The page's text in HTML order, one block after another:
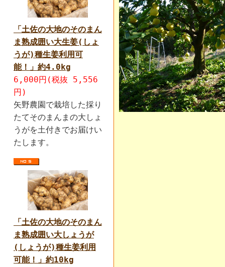
「土佐の大地のそのまん
ま熟成囲い大生姜(しょ
うが)種生姜利用可
能！」約4.0kg
6,000円(税抜 5,556
円)
矢野農園で栽培した採り
たてそのまんまの大しょ
うがを土付きでお届けい
たします。
「土佐の大地のそのまん
ま熟成囲い大しょうが
(しょうが)種生姜利用
可能！」約10kg